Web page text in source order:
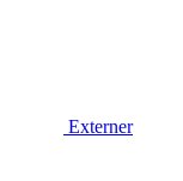
Externer